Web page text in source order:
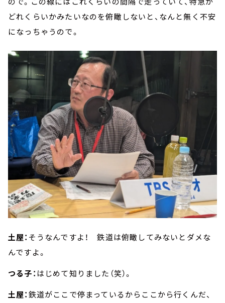
どれくらいかみたいなのを俯瞰しないと、なんと無く不安
になっちゃうので。
土屋： そうなんですよ！ 鉄道は俯瞰してみないとダメな
んですよ。
つる子： はじめて知りました（笑）。
土屋：鉄道がここで停まっているからここから行くんだ、